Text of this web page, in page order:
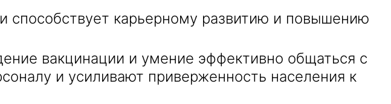
способствует карьерному развитию и повышению
вакцинации и умение эффективно общаться с
и усиливают приверженность населения к